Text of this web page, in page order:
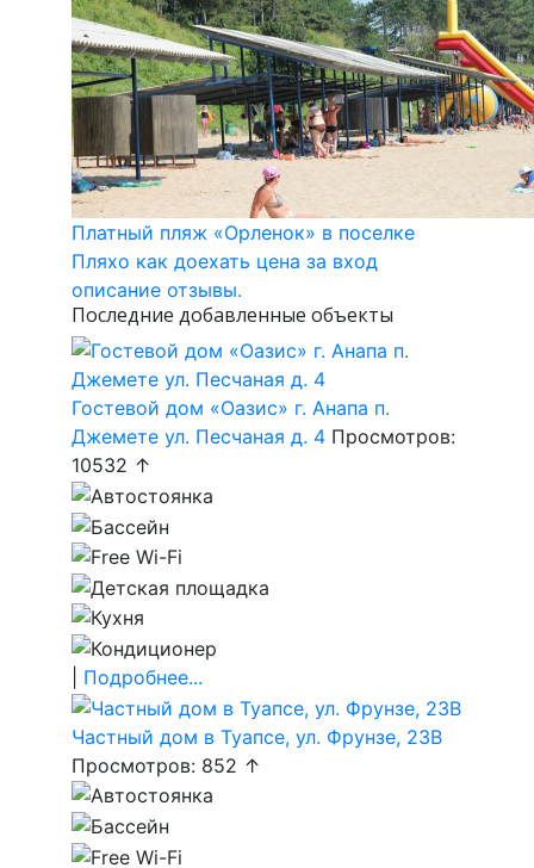
Платный пляж «Орленок» в поселке
Пляхо как доехать цена за вход
описание отзывы.
Последние добавленные объекты
Гостевой дом «Оазис» г. Анапа п.
Джемете ул. Песчаная д. 4 Просмотров:
10532 ↑
Подробнее...
Частный дом в Туапсе, ул. Фрунзе, 23В
Просмотров: 852 ↑